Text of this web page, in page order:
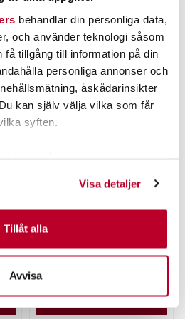
behandlar din personliga data,
och använder teknologi såsom
tillgång till information på din
personliga annonser och
åskådarinsikter
kan själv välja vilka som får
syften.
genom att aktivt skanna den för
(fingeravtryck)
personliga uppgifter
ditt samtycke när som
Visa detaljer
Tillåt alla
Avvisa
:
OLSSONS FISKE
Olssons Fiske Keps
Pris:199,00 kr
199,00 kr
LÄGG I VARUKORGEN